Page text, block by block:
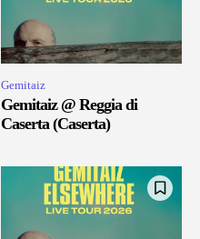
Gemitaiz
Gemitaiz @ Reggia di
Caserta (Caserta)